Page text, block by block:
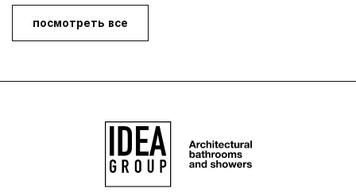
посмотреть все